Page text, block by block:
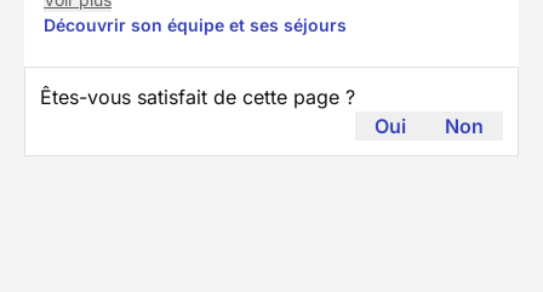
Découvrir son équipe et ses séjours
Êtes-vous satisfait de cette page ?
Oui
Non